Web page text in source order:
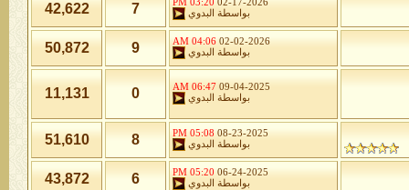
بواسطة
البدوي 7
42,622
02-02-2026
04:06 AM
بواسطة
البدوي 9
50,872
09-04-2025
06:47 AM
بواسطة
البدوي 0
11,131
08-23-2025
05:08 PM
بواسطة
البدوي 8
51,610
06-24-2025
05:20 PM
بواسطة
البدوي 6
43,872